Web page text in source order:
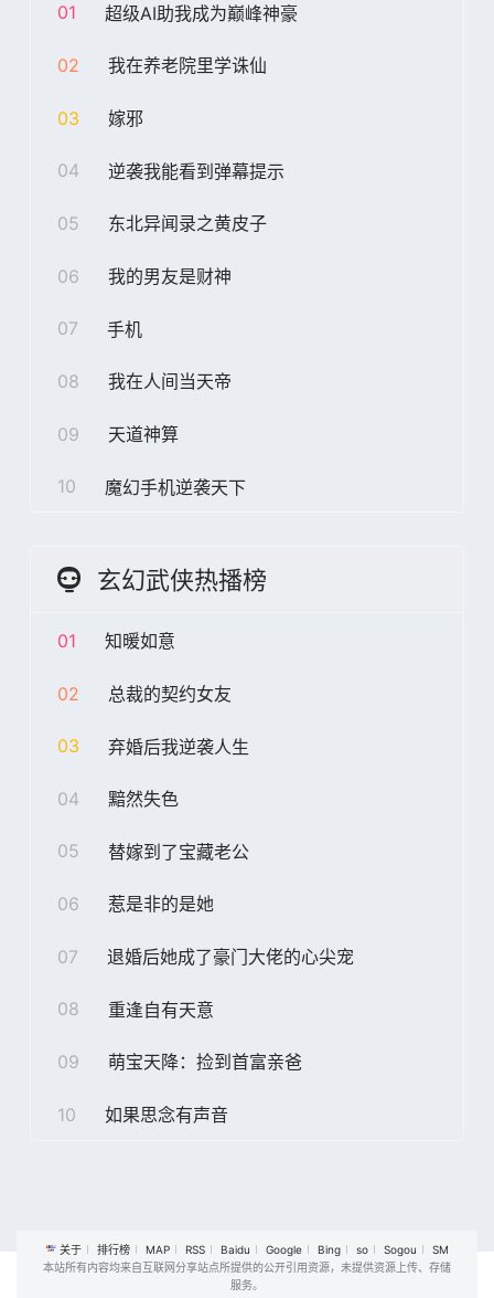
01 超级AI助我成为巅峰神豪
02 我在养老院里学诛仙
03 嫁邪
04 逆袭我能看到弹幕提示
05 东北异闻录之黄皮子
06 我的男友是财神
07 手机
08 我在人间当天帝
09 天道神算
10 魔幻手机逆袭天下
玄幻武侠热播榜
01 知暖如意
02 总裁的契约女友
03 弃婚后我逆袭人生
04 黯然失色
05 替嫁到了宝藏老公
06 惹是非的是她
07 退婚后她成了豪门大佬的心尖宠
08 重逢自有天意
09 萌宝天降：捡到首富亲爸
10 如果思念有声音
关于 排行榜 MAP RSS Baidu Google Bing so Sogou
SM
本站所有内容均来自互联网分享站点所提供的公开引用资源，未提供资源上传、存储
服务。